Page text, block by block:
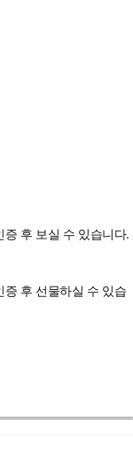
후 보실 수 있습니다.
증 후 선물하실 수 있습